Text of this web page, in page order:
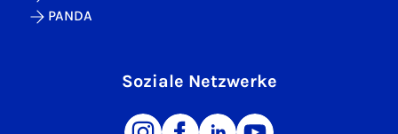
PANDA
Soziale Netzwerke